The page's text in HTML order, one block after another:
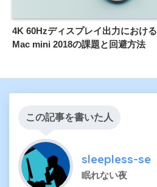
4K 60Hzディスプレイ出力における
Mac mini 2018の課題と回避方法
この記事を書いた人
sleepless-se
眠れない夜